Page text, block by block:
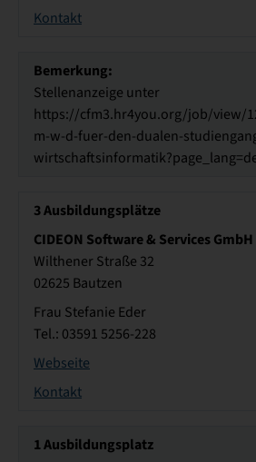
Kontakt
Bemerkung:
Stellenanzeige unter
https://cfm3.hr4you.org/job/view/
m-w-d-fuer-den-dualen-
3Ausbildungsplätze
CIDEON Software & Services GmbH
Wilthener Straße 32
02625 Bautzen
Frau Stefanie Eder
Tel.: 03591 5256-228
Webseite
Kontakt
1Ausbildungsplatz